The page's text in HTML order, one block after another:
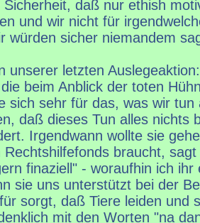
daß nur ethish
und wir nicht für
würden sicher niemandem
unserer letzten
beim Anblick der toten
sich sehr für das, was wir tun
daß dieses Tun alles nichts
Irgendwann wollte sie
braucht,
finaziell" - woraufhin ich
sie uns unterstützt bei der
sorgt, daß Tiere leiden und
mit den Worten "na